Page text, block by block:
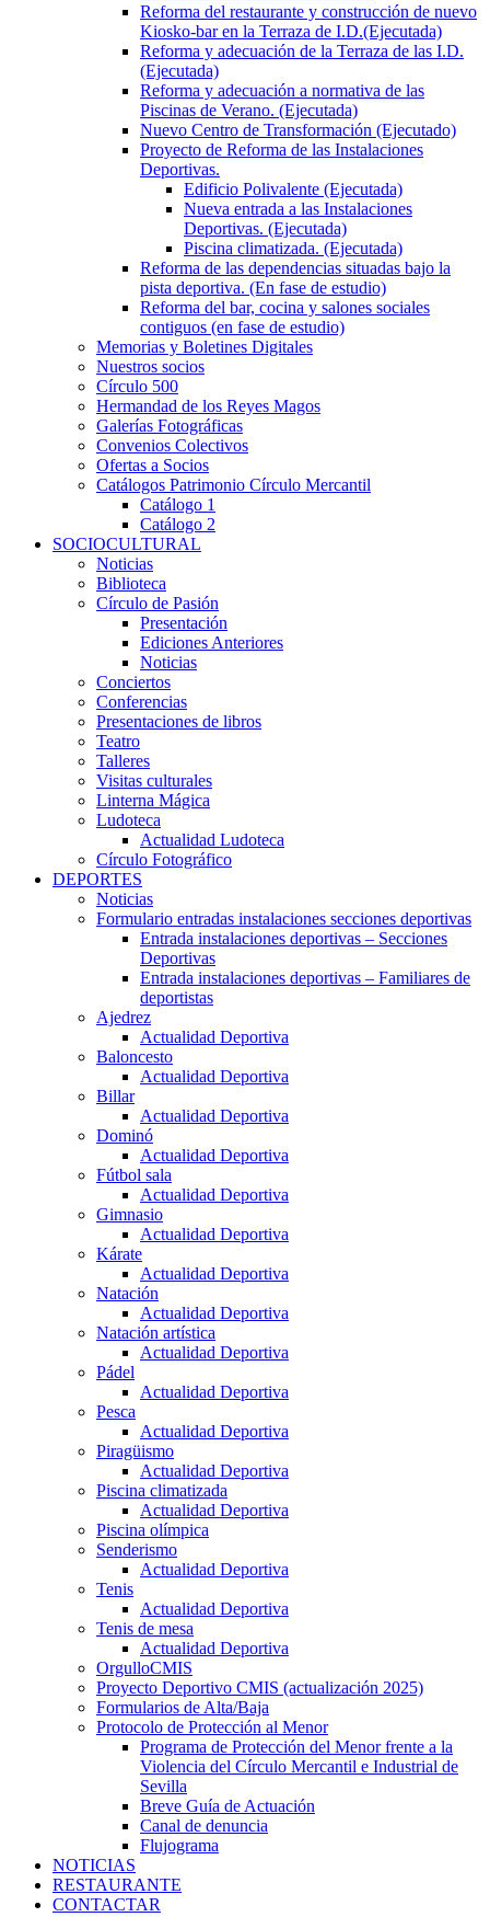
Reforma del restaurante y construcción de nuevo
Kiosko-bar en la Terraza de I.D.(Ejecutada)
Reforma y adecuación de la Terraza de las I.D.
(Ejecutada)
Reforma y adecuación a normativa de las
Piscinas de Verano. (Ejecutada)
Nuevo Centro de Transformación (Ejecutado)
Proyecto de Reforma de las Instalaciones
Deportivas.
Edificio Polivalente (Ejecutada)
Nueva entrada a las Instalaciones
Deportivas. (Ejecutada)
Piscina climatizada. (Ejecutada)
Reforma de las dependencias situadas bajo la
pista deportiva. (En fase de estudio)
Reforma del bar, cocina y salones sociales
contiguos (en fase de estudio)
Memorias y Boletines Digitales
Nuestros socios
Círculo 500
Hermandad de los Reyes Magos
Galerías Fotográficas
Convenios Colectivos
Ofertas a Socios
Catálogos Patrimonio Círculo Mercantil
Catálogo 1
Catálogo 2
SOCIOCULTURAL
Noticias
Biblioteca
Círculo de Pasión
Presentación
Ediciones Anteriores
Noticias
Conciertos
Conferencias
Presentaciones de libros
Teatro
Talleres
Visitas culturales
Linterna Mágica
Ludoteca
Actualidad Ludoteca
Círculo Fotográfico
DEPORTES
Noticias
Formulario entradas instalaciones secciones deportivas
Entrada instalaciones deportivas – Secciones
Deportivas
Entrada instalaciones deportivas – Familiares de
deportistas
Ajedrez
Actualidad Deportiva
Baloncesto
Actualidad Deportiva
Billar
Actualidad Deportiva
Dominó
Actualidad Deportiva
Fútbol sala
Actualidad Deportiva
Gimnasio
Actualidad Deportiva
Kárate
Actualidad Deportiva
Natación
Actualidad Deportiva
Natación artística
Actualidad Deportiva
Pádel
Actualidad Deportiva
Pesca
Actualidad Deportiva
Piragüismo
Actualidad Deportiva
Piscina climatizada
Actualidad Deportiva
Piscina olímpica
Senderismo
Actualidad Deportiva
Tenis
Actualidad Deportiva
Tenis de mesa
Actualidad Deportiva
OrgulloCMIS
Proyecto Deportivo CMIS (actualización 2025)
Formularios de Alta/Baja
Protocolo de Protección al Menor
Programa de Protección del Menor frente a la
Violencia del Círculo Mercantil e Industrial de
Sevilla
Breve Guía de Actuación
Canal de denuncia
Flujograma
NOTICIAS
RESTAURANTE
CONTACTAR